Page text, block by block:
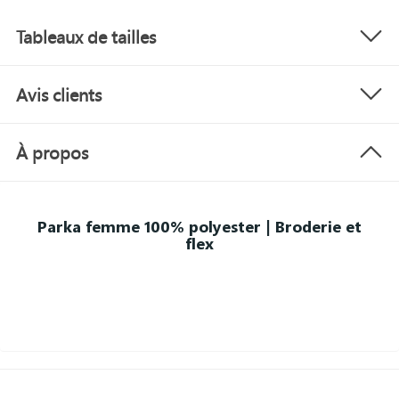
Tableaux de tailles
Avis clients
À propos
Parka femme 100% polyester | Broderie et
flex